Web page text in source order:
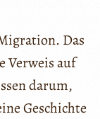
Das
Verweis auf
darum,
Geschichte